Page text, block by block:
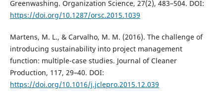
Greenwashing. Organization Science, 27(2), 483–504. DOI:
https://doi.org/10.1287/orsc.2015.1039
Martens, M. L., & Carvalho, M. M. (2016). The challenge of
introducing sustainability into project management
function: multiple-case studies. Journal of Cleaner
Production, 117, 29–40. DOI:
https://doi.org/10.1016/j.jclepro.2015.12.039